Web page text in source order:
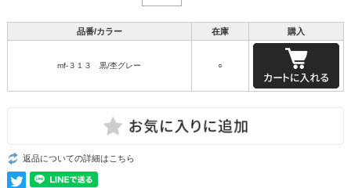
品番/カラー 在庫 購入
mf-３１３ 黒/杢グレー ○
返品についての詳細はこちら